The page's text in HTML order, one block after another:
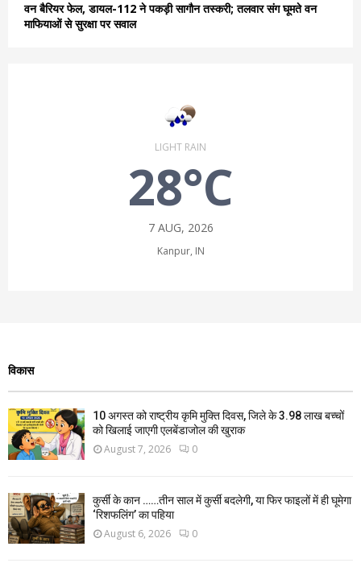
वन बैरियर फेल, डायल-112 ने पकड़ी सागौन तस्करी; तलवार संग घूमते वन
माफियाओं से सुरक्षा पर सवाल
LIGHT RAIN
28°C
7 AUG, 2026
Kanpur, IN
विकास
10 अगस्त को राष्ट्रीय कृमि मुक्ति दिवस, जिले के 3.98 लाख बच्चों
को खिलाई जाएगी एलबेंडाजोल की खुराक
August 7, 2026 0
कुर्सी के कान ……तीन साल में कुर्सी बदलेगी, या फिर फाइलों में ही घूमेगा
‘रिशफलिंग’ का पहिया
August 6, 2026 0